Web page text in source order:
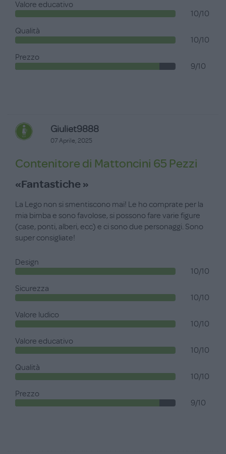
Valore educativo
10/10
Qualità
10/10
Prezzo
9/10
Giuliet9888
07 Aprile, 2025
Contenitore di Mattoncini 65 Pezzi
«Fantastiche »
La Lego non si smentiscono mai! Le ho comprate per la
mia bimba e sono favolose, si possono fare varie figure
(case, ponti, alberi, ecc) e ci sono due personaggi. Sono
super consigliate!
Design
10/10
Sicurezza
10/10
Valore ludico
10/10
Valore educativo
10/10
Qualità
10/10
Prezzo
9/10